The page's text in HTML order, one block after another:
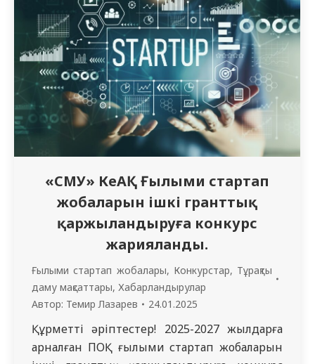
бөлігі болу мүмкіндігі. * Республикалық,
бүкілресейлік және халықаралық
конференцияларға қатысу. * Іс-шараларды
ұйымдастыру және басқару…
«СМУ» КеАҚ Ғылыми стартап
жобаларын ішкі гранттық
қаржыландыруға конкурс
жарияланды.
Ғылыми стартап жобалары, Конкурстар, Тұрақты
даму мақсаттары, Хабарландырулар
Автор: Темир Лазарев 24.01.2025
Құрметті әріптестер! 2025-2027 жылдарға
арналған ПОҚ ғылыми стартап жобаларын